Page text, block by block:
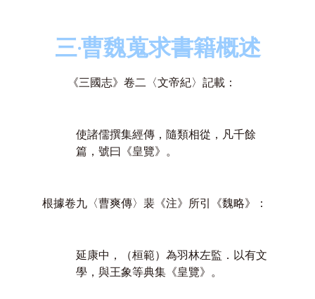
三‧曹魏蒐求書籍概述
《三國志》卷二〈文帝紀〉記載：
使諸儒撰集經傳，隨類相從，凡千餘
篇，號曰《皇覽》。
根據卷九〈曹爽傳〉裴《注》所引《魏略》：
延康中，（桓範）為羽林左監．以有文
學，與王象等典集《皇覽》。